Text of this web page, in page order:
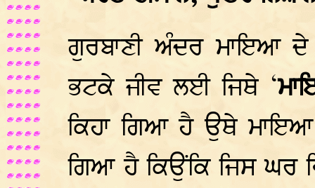
ਗੁਰਬਾਣੀ ਅੰਦਰ ਮਾਇਆ ਦੇ
ਭਟਕੇ ਜੀਵ ਲਈ ਜਿਥੇ ‘
ਕਿਹਾ ਗਿਆ ਹੈ ਉਥੇ
ਗਿਆ ਹੈ ਕਿਉਂਕਿ ਜਿਸ ਘਰ